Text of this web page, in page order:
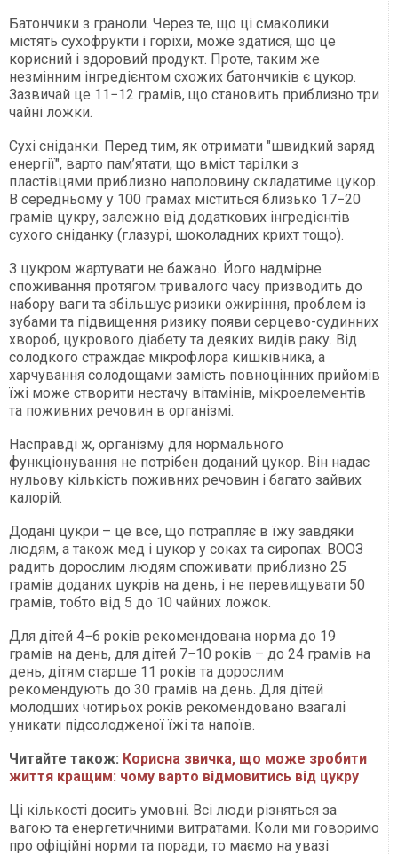
Батончики з граноли. Через те, що ці смаколики
містять сухофрукти і горіхи, може здатися, що це
корисний і здоровий продукт. Проте, таким же
незмінним інгредієнтом схожих батончиків є цукор.
Зазвичай це 11−12 грамів, що становить приблизно три
чайні ложки.
Сухі сніданки. Перед тим, як отримати "швидкий заряд
енергії", варто пам’ятати, що вміст тарілки з
пластівцями приблизно наполовину складатиме цукор.
В середньому у 100 грамах міститься близько 17−20
грамів цукру, залежно від додаткових інгредієнтів
сухого сніданку (глазурі, шоколадних крихт тощо).
З цукром жартувати не бажано. Його надмірне
споживання протягом тривалого часу призводить до
набору ваги та збільшує ризики ожиріння, проблем із
зубами та підвищення ризику появи серцево-судинних
хвороб, цукрового діабету та деяких видів раку. Від
солодкого страждає мікрофлора кишківника, а
харчування солодощами замість повноцінних прийомів
їжі може створити нестачу вітамінів, мікроелементів
та поживних речовин в організмі.
Насправді ж, організму для нормального
функціонування не потрібен доданий цукор. Він надає
нульову кількість поживних речовин і багато зайвих
калорій.
Додані цукри – це все, що потрапляє в їжу завдяки
людям, а також мед і цукор у соках та сиропах. ВООЗ
радить дорослим людям споживати приблизно 25
грамів доданих цукрів на день, і не перевищувати 50
грамів, тобто від 5 до 10 чайних ложок.
Для дітей 4−6 років рекомендована норма до 19
грамів на день, для дітей 7−10 років – до 24 грамів на
день, дітям старше 11 років та дорослим
рекомендують до 30 грамів на день. Для дітей
молодших чотирьох років рекомендовано взагалі
уникати підсолодженої їжі та напоїв.
Читайте також: Корисна звичка, що може зробити
життя кращим: чому варто відмовитись від цукру
Ці кількості досить умовні. Всі люди різняться за
вагою та енергетичними витратами. Коли ми говоримо
про офіційні норми та поради, то маємо на увазі